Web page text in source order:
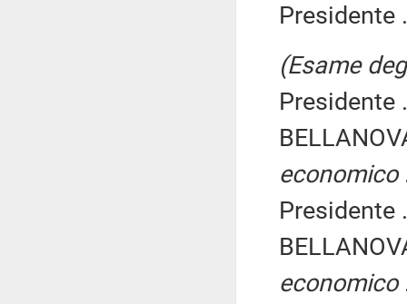
Presidente
(Esame
Presidente
economico
Presidente
economico